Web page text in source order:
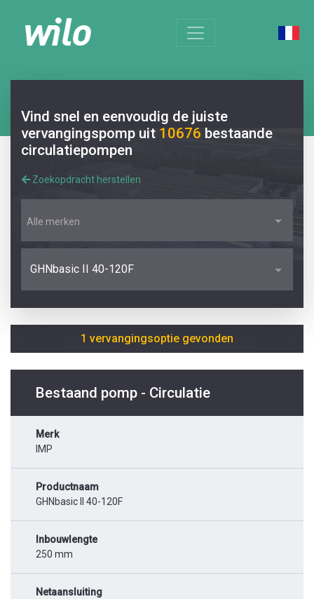
Vind snel en eenvoudig de juiste
vervangingspomp uit 10676 bestaande
circulatiepompen
Zoekopdracht herstellen
Alle merken
GHNbasic II 40-120F
1 vervangingsoptie gevonden
Bestaand pomp - Circulatie
Merk
IMP
Productnaam
GHNbasic II 40-120F
Inbouwlengte
250 mm
Netaansluiting